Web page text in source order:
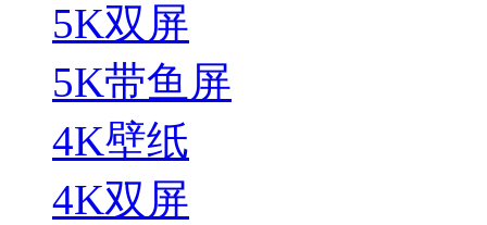
5K双屏
5K带鱼屏
4K壁纸
4K双屏